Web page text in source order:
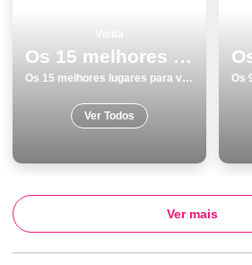
Os 15 melhores lugares para visitar no Porto
Os 15 melhores lugares para visitar no Porto
Ver Todos
Ver mais